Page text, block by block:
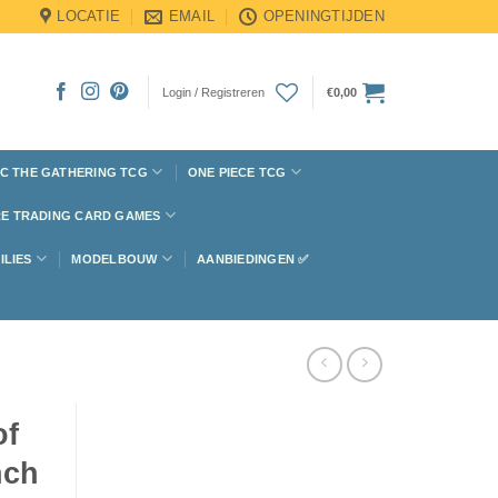
LOCATIE EMAIL OPENINGTIJDEN
Login / Registreren €0,00
THE GATHERING TCG ONE PIECE TCG
TRADING CARD GAMES
MODELBOUW AANBIEDINGEN ✅